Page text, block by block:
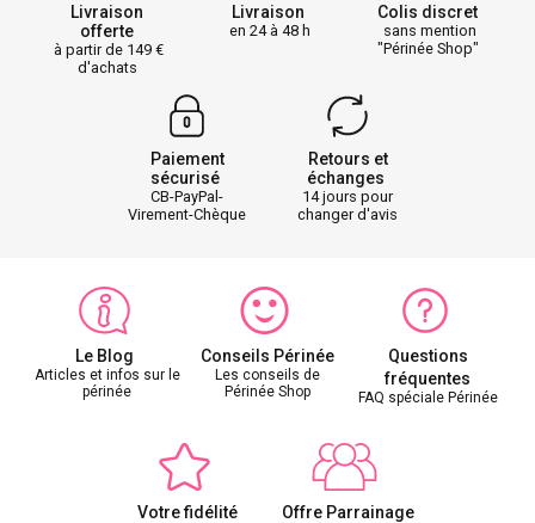
Livraison
offerte
à partir de 149
d'achats
Livraison
en 24 à 48 h
Colis discret
sans mention
"Périnée Shop"
Paiement
sécurisé
CB-PayPal-
Virement-Chèque
Retours et
échanges
14 jours pour
changer d'avis
Le Blog
Articles et infos sur le
périnée
Conseils Périnée
Les conseils de
Périnée Shop
Questions
fréquentes
FAQ spéciale Périnée
Votre fidélité
Offre Parrainage